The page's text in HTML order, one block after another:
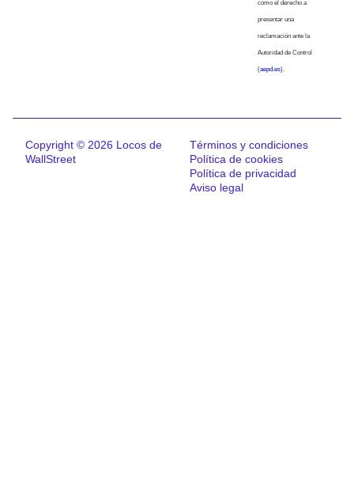
como el derecho a
presentar una
reclamación ante la
Autoridad de Control
(aepd.es).
Copyright © 2026 Locos de
WallStreet
Términos y condiciones
Política de cookies
Política de privacidad
Aviso legal